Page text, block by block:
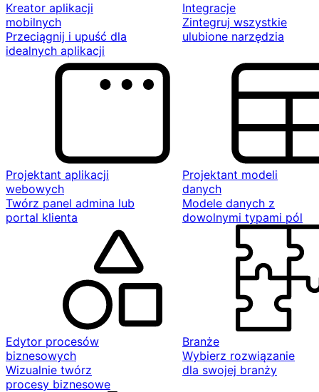
Kreator aplikacji
mobilnych
Przeciągnij i upuść dla
idealnych aplikacji
Integracje
Zintegruj wszystkie
ulubione narzędzia
Projektant aplikacji
webowych
Twórz panel admina lub
portal klienta
Projektant modeli
danych
Modele danych z
dowolnymi typami pól
Edytor procesów
biznesowych
Wizualnie twórz
procesy biznesowe
Branże
Wybierz rozwiązanie
dla swojej branży